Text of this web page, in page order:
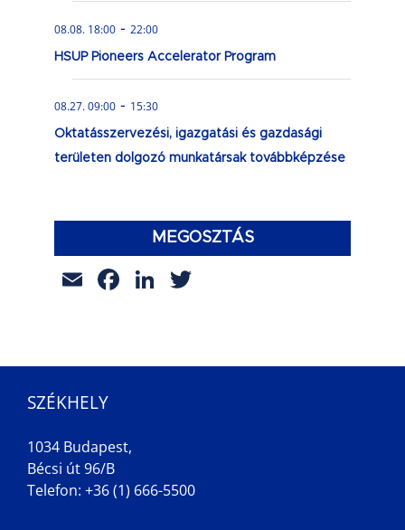
08.08. 18:00 - 22:00
HSUP Pioneers Accelerator Program
08.27. 09:00 - 15:30
Oktatásszervezési, igazgatási és gazdasági
területen dolgozó munkatársak továbbképzése
MEGOSZTÁS
EmailFacebook
LinkedIn
SZÉKHELY
1034 Budapest,
Bécsi út 96/B
Telefon: +36 (1) 666-5500